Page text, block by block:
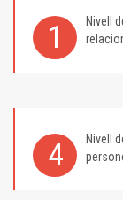
1 Nivell
4 Nivell